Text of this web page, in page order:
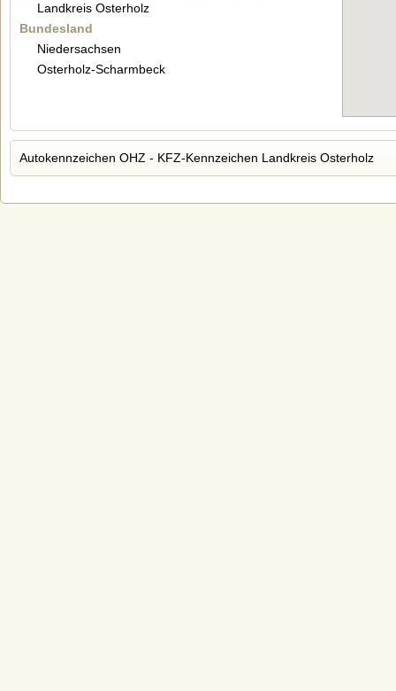
Landkreis Osterholz
Bundesland
Niedersachsen
Osterholz-Scharmbeck
Autokennzeichen OHZ - KFZ-Kennzeichen Landkreis Osterholz